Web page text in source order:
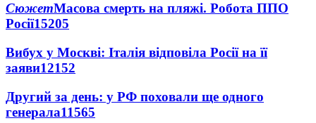
СюжетМасова смерть на пляжі. Робота ППО
Росії15205
Вибух у Москві: Італія відповіла Росії на її
заяви12152
Другий за день: у РФ поховали ще одного
генерала11565